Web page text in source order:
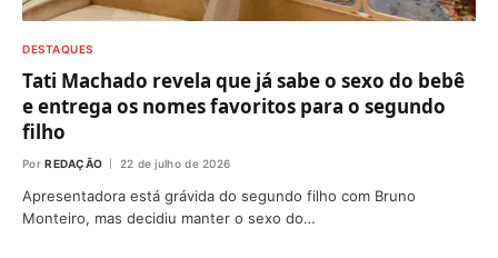
DESTAQUES
Tati Machado revela que já sabe o sexo do bebê
e entrega os nomes favoritos para o segundo
filho
Por REDAÇÃO 22 de julho de 2026
Apresentadora está grávida do segundo filho com Bruno
Monteiro, mas decidiu manter o sexo do…